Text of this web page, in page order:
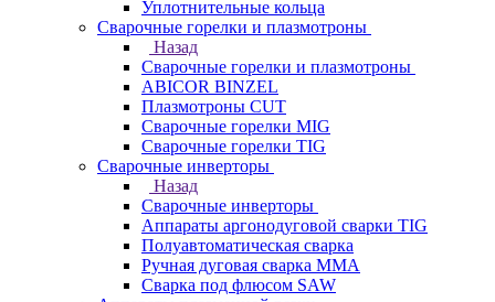
Уплотнительные кольца
Сварочные горелки и плазмотроны
Назад
Сварочные горелки и плазмотроны
ABICOR BINZEL
Плазмотроны CUT
Сварочные горелки MIG
Сварочные горелки TIG
Сварочные инверторы
Назад
Сварочные инверторы
Аппараты аргонодуговой сварки TIG
Полуавтоматическая сварка
Ручная дуговая сварка MMA
Сварка под флюсом SAW